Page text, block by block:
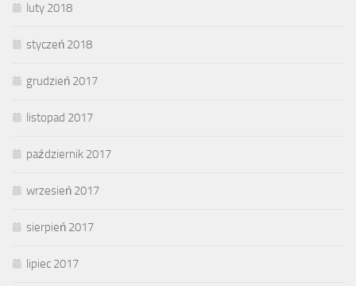
luty 2018
styczeń 2018
grudzień 2017
listopad 2017
październik 2017
wrzesień 2017
sierpień 2017
lipiec 2017